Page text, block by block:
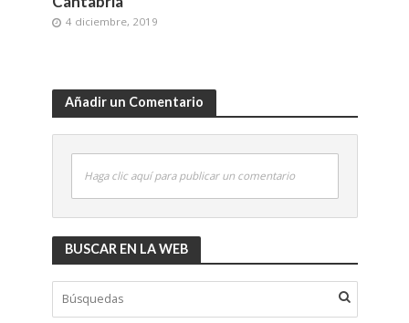
4 diciembre, 2019
Añadir un Comentario
Haga clic aquí para publicar un comentario
BUSCAR EN LA WEB